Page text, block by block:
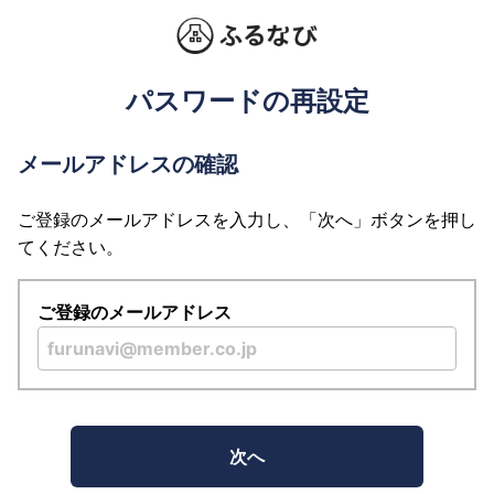
パスワードの再設定
メールアドレスの確認
ご登録のメールアドレスを入力し、「次へ」ボタンを押し
てください。
ご登録のメールアドレス